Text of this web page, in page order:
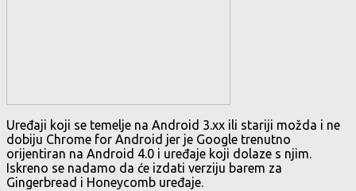
Uređaji koji se temelje na Android 3.xx ili stariji možda i ne
dobiju Chrome for Android jer je Google trenutno
orijentiran na Android 4.0 i uređaje koji dolaze s njim.
Iskreno se nadamo da će izdati verziju barem za
Gingerbread i Honeycomb uređaje.